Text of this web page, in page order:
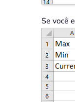
Se você